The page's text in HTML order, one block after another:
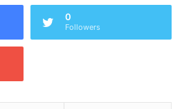
0
Followers